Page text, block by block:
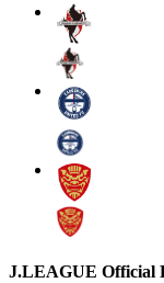
J.LEAGUE Official